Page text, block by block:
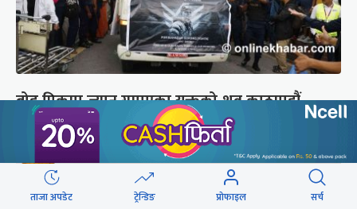
ब्रोड पिकमा ज्यान गुमाएका युक्तको शव काठमाडौं
ल्याइयो (तस्वीरहरू)
ताजा अपडेट ट्रेन्डिङ प्रोफाइल सर्च